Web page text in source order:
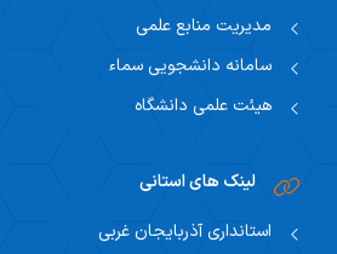
مدیریت منابع علمی
سامانه دانشجویی سماء
هیئت علمی دانشگاه
لینک های استانی
استانداری آذربایجان غربی